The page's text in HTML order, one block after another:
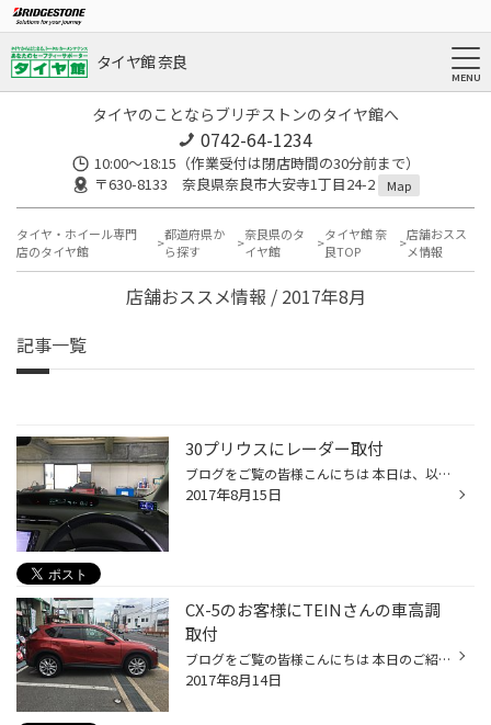
タイヤ館 奈良
タイヤのことならブリヂストンのタイヤ館へ
0742-64-1234
10:00～18:15（作業受付は閉店時間の30分前まで）
〒630-8133 奈良県奈良市大安寺1丁目24-2
Map
タイヤ・ホイール専門
店のタイヤ館
都道府県か
ら探す
奈良県のタ
イヤ館
タイヤ館 奈
良TOP
店舗おスス
メ情報
店舗おススメ情報 / 2017年8月
記事一覧
30プリウスにレーダー取付
ブログをご覧の皆様こんにちは 本日は、以前に車高調とＬＥＤルームランプを取り付けて頂いたお客様の プリウスにコムテックさんのレーダーの取付けです。 コンパクトながら、3インチの画面でとても見やすくて、長距離運転が多い方にはもってこいの商品です。 最新データを無料で更新できるのが本当...
2017年8月15日
CX-5のお客様にTEINさんの車高調
取付
ブログをご覧の皆様こんにちは 本日のご紹介はCX-5のお客様で、TEINさんのストリートアドバンスＺの取付けです。 3cmほど落とされたいとのことでしたのでダウンサスとも 悩まれていましたが、乗り心地を考えて車高調をチョイスです。 ただ、選んで頂ける商品が結構少ないんですよね～ 今回も当店オ...
2017年8月14日